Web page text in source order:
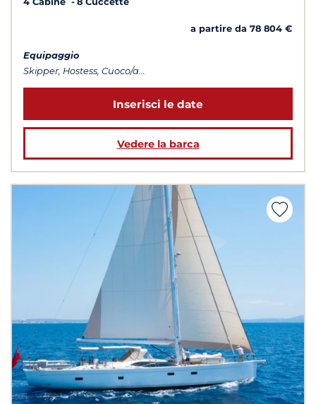
a partire da 78 804 €
Equipaggio
Skipper, Hostess, Cuoco/a...
Inserisci le date
Vedere la barca